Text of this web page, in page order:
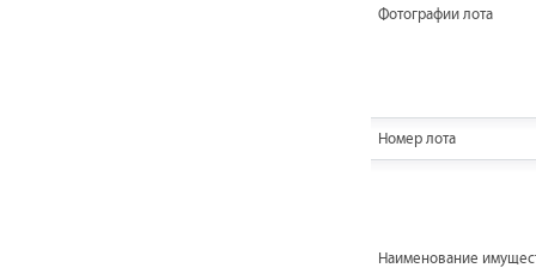
Фотографии лота
Номер лота
Наименование